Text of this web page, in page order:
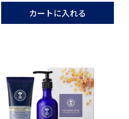
カートに入れる